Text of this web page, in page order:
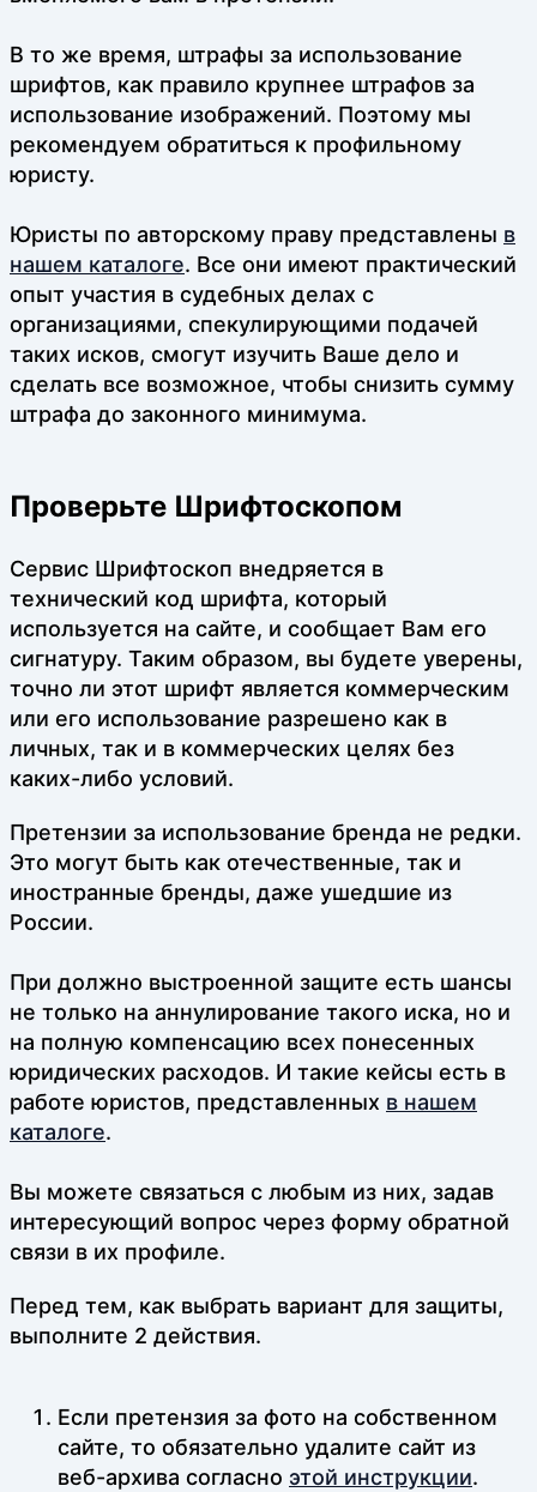
В то же время, штрафы за использование
шрифтов, как правило крупнее штрафов за
использование изображений. Поэтому мы
рекомендуем обратиться к профильному
юристу.
Юристы по авторскому праву представлены в
нашем каталоге. Все они имеют практический
опыт участия в судебных делах с
организациями, спекулирующими подачей
таких исков, смогут изучить Ваше дело и
сделать все возможное, чтобы снизить сумму
штрафа до законного минимума.
Проверьте Шрифтоскопом
Сервис Шрифтоскоп внедряется в
технический код шрифта, который
используется на сайте, и сообщает Вам его
сигнатуру. Таким образом, вы будете уверены,
точно ли этот шрифт является коммерческим
или его использование разрешено как в
личных, так и в коммерческих целях без
каких-либо условий.
Претензии за использование бренда не редки.
Это могут быть как отечественные, так и
иностранные бренды, даже ушедшие из
России.
При должно выстроенной защите есть шансы
не только на аннулирование такого иска, но и
на полную компенсацию всех понесенных
юридических расходов. И такие кейсы есть в
работе юристов, представленных в нашем
каталоге.
Вы можете связаться с любым из них, задав
интересующий вопрос через форму обратной
связи в их профиле.
Перед тем, как выбрать вариант для защиты,
выполните 2 действия.
Если претензия за фото на собственном
сайте, то обязательно удалите сайт из
веб-архива согласно этой инструкции.